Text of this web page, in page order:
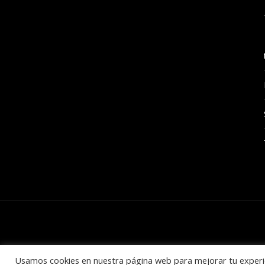
Usamos cookies en nuestra página web para mejorar tu